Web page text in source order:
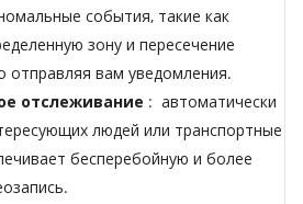
события, такие как
зону и пересечение
отправляя вам уведомления.
отслеживание : автоматически
людей или транспортные
бесперебойную и более